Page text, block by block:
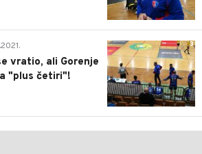
3
vratio, ali Gorenje
"plus četiri"!